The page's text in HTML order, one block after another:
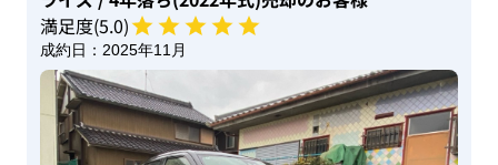
満足度(5.0)
成約日： 2025年11月